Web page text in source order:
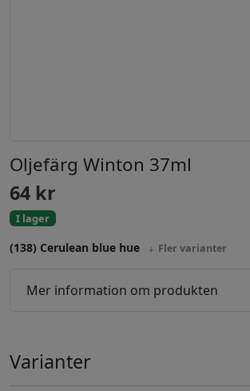
Oljefärg Winton 37ml
64 kr
I lager
(138) Cerulean blue hue Fler varianter
Mer information om produkten
Varianter